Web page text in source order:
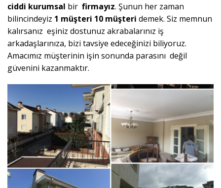
ciddi kurumsal bir firmayız. Şunun her zaman
bilincindeyiz 1 müşteri 10 müşteri demek. Siz memnun
kalırsanız eşiniz dostunuz akrabalarınız iş
arkadaşlarınıza, bizi tavsiye edeceğinizi biliyoruz.
Amacımız müşterinin işin sonunda parasını değil
güvenini kazanmaktır.